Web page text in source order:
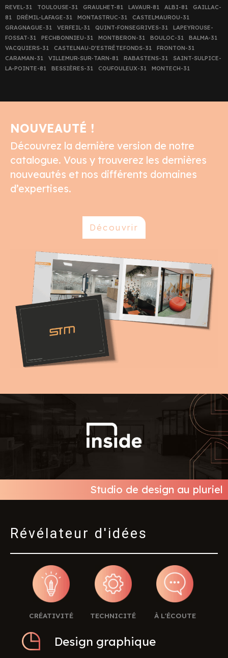
REVEL-31 TOULOUSE-31 GRAULHET-81 LAVAUR-81 ALBI-81
GAILLAC-
81
DRÉMIL-LAFAGE-31 MONTASTRUC-31
CASTELMAUROU-31
GRAGNAGUE-31
VERFEIL-31 QUINT-FONSEGRIVES-31
LAPEYROUSE-
FOSSAT-31
PECHBONNIEU-31 MONTBERON-31 BOULOC-31 BALMA-31
VACQUIERS-31
CASTELNAU-D’ESTRÉTEFONDS-31
FRONTON-31
CARAMAN-31
VILLEMUR-SUR-TARN-81 RABASTENS-31
SAINT-SULPICE-
LA-POINTE-81
BESSIÈRES-31 COUFOULEUX-31 MONTECH-31
NOUVEAUTÉ !
Découvrez la dernière version de notre
catalogue. Vous y trouverez les dernières
nouveautés et nos différents domaines
d’expertises.
Découvrir
Studio de design au pluriel
Révélateur d'idées
CRÉATIVITÉ TECHNICITÉ À L'ÉCOUTE
Design graphique